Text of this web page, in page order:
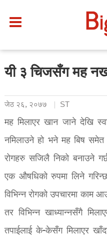
यी ३ चिजसँग मह
जेठ २६, २०७७ ST
मह मिलाएर खान जाने देखि
नमिलाउने हो भने मह बिष
रोगहरु सजिलै निको बनाउने
एक औषधिको रुपमा लिने
विभिन्न रोगको उपचारमा
तर विभिन्न खाध्यान्नसँगै
तपाईलाई के-केसँग मिलाएर